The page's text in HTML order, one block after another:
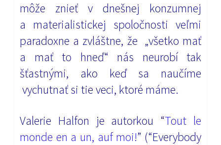
môže znieť v dnešnej konzumnej
a materialistickej spoločnosti veľmi
paradoxne a zvláštne, že „všetko mať
a mať to hneď“ nás neurobí tak
šťastnými, ako keď sa naučíme
vychutnať si tie veci, ktoré máme.
Valerie Halfon je autorkou “Tout le
monde en a un, auf moi!” (“Everybody